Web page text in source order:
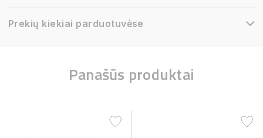
Prekių kiekiai parduotuvėse
Panašūs produktai